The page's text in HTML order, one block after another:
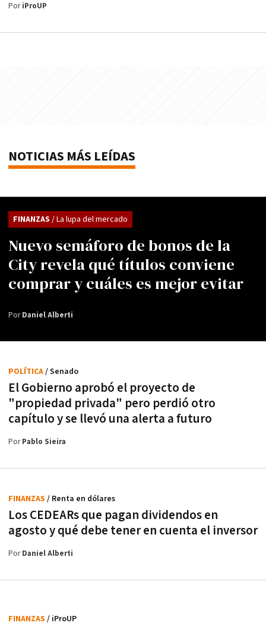
PoriProUP
NOTICIAS MÁS LEÍDAS
Nuevo semáforo de bonos de la
City revela qué títulos conviene
comprar y cuáles es mejor evitar
FINANZAS / La lupa del mercado
PorDaniel Alberti
El Gobierno aprobó el proyecto de
"propiedad privada" pero perdió otro
capítulo y se llevó una alerta a futuro
POLÍTICA/ Senado
PorPablo Sieira
Los CEDEARs que pagan dividendos en
agosto y qué debe tener en cuenta el inversor
FINANZAS / Renta en dólares
PorDaniel Alberti
FINANZAS / iProUP